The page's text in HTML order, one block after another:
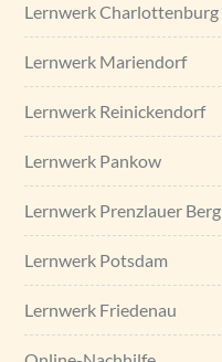
Lernwerk Charlottenburg
Lernwerk Mariendorf
Lernwerk Reinickendorf
Lernwerk Pankow
Lernwerk Prenzlauer Berg
Lernwerk Potsdam
Lernwerk Friedenau